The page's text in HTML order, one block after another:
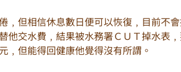
﹐但相信休息數日便可以恢復﹐目前不
他交水費﹐結果被水務署ＣＵＴ掉水表
﹐但能得回健康他覺得沒有所謂。